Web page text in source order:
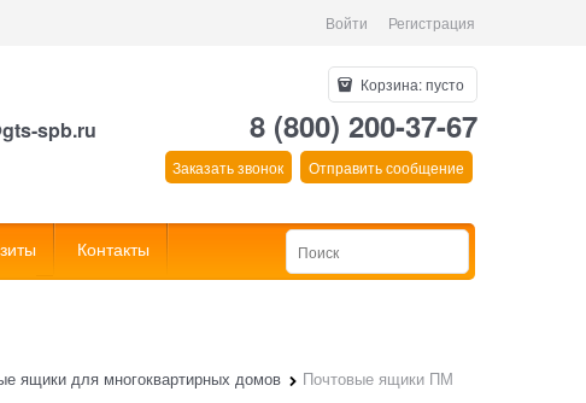
Войти Регистрация
spb.ru
Корзина:пусто
8 (800) 200-37-67
Заказать звонок Отправить сообщение
Контакты
ящики для многоквартирных домов Почтовые ящики ПМ